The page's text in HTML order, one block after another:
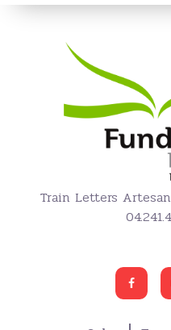
Train Letters